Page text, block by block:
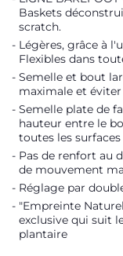
Baskets
scratch.
Légères, grâce à
Flexibles dans
Semelle et bout
maximale et
Semelle plate de
hauteur entre le
toutes les
Pas de renfort au
de mouvement
Réglage par
"Empreinte
exclusive qui suit
plantaire